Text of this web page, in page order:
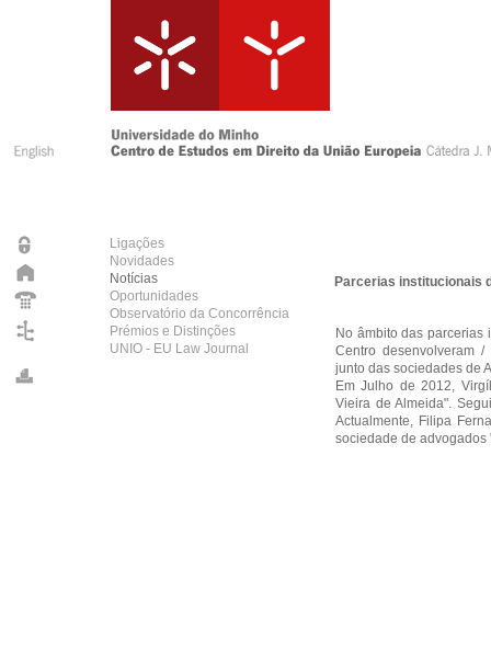
Ligações
Novidades
Notícias
Oportunidades
Observatório da Concorrência
Prémios e Distinções
UNIO - EU Law Journal
Parcerias institucionais
No âmbito das parcerias
Centro desenvolveram
junto das sociedades de
Em Julho de 2012,
Vieira de Almeida".
Actualmente, Filipa
sociedade de advogados